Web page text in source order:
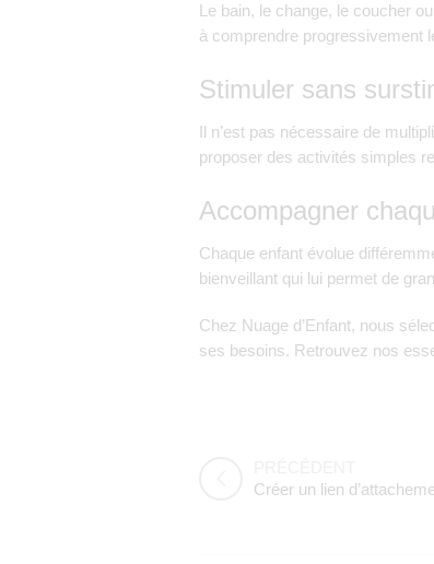
Le bain, le change, le coucher
à comprendre progressivement
Stimuler sans
Il n’est pas nécessaire de
proposer des activités simples
Accompagner
Chaque enfant évolue
bienveillant qui lui permet de
Chez Nuage d’Enfant, nous
ses besoins. Retrouvez nos